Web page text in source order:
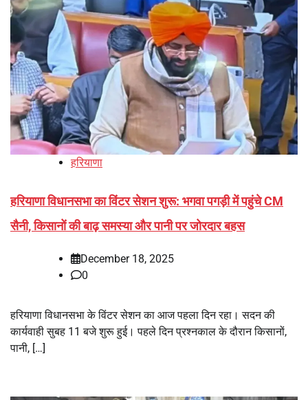
हरियाणा
हरियाणा विधानसभा का विंटर सेशन शुरू: भगवा पगड़ी में पहुंचे CM
सैनी, किसानों की बाढ़ समस्या और पानी पर जोरदार बहस
December 18, 2025
0
हरियाणा विधानसभा के विंटर सेशन का आज पहला दिन रहा। सदन की
कार्यवाही सुबह 11 बजे शुरू हुई। पहले दिन प्रश्नकाल के दौरान किसानों,
पानी, […]